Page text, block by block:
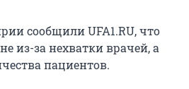
сообщили UFA1.RU, что
из-за нехватки врачей, а
пациентов.